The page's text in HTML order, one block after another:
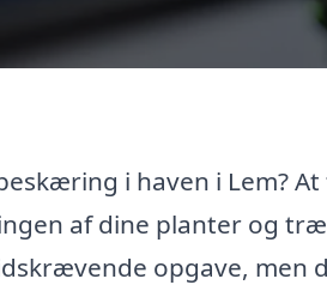
i haven i Lem? At
af dine planter og
opgave, men